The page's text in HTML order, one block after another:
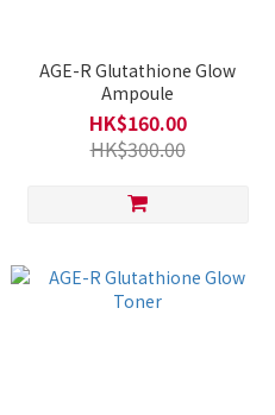
AGE-R Glutathione Glow
Ampoule
HK$160.00
HK$300.00